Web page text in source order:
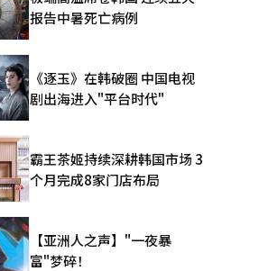
报告中暑死亡病例
《逐玉》在韩破圈 中国电视
剧出海进入"平台时代"
霸王茶姬持续深耕韩国市场 3
个月完成8家门店布局
【亚洲人之声】"一夜暴
富"梦碎！